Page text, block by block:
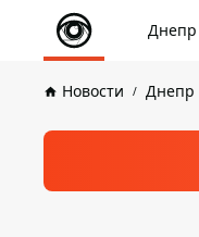
Днепр
Новости Днепр